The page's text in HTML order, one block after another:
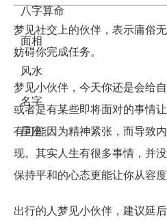
八字算命
面相
风水
名字
星座
梦见社交上的伙伴，表示庸俗
妨碍你完成任务。
梦见小伙伴，今天你还是会给
或者是有某些即将面对的事情
有可能因为精神紧张，而导致
现。其实人生有很多事情，并
保持平和的心态更能让你从容度
出行的人梦见小伙伴，建议延后